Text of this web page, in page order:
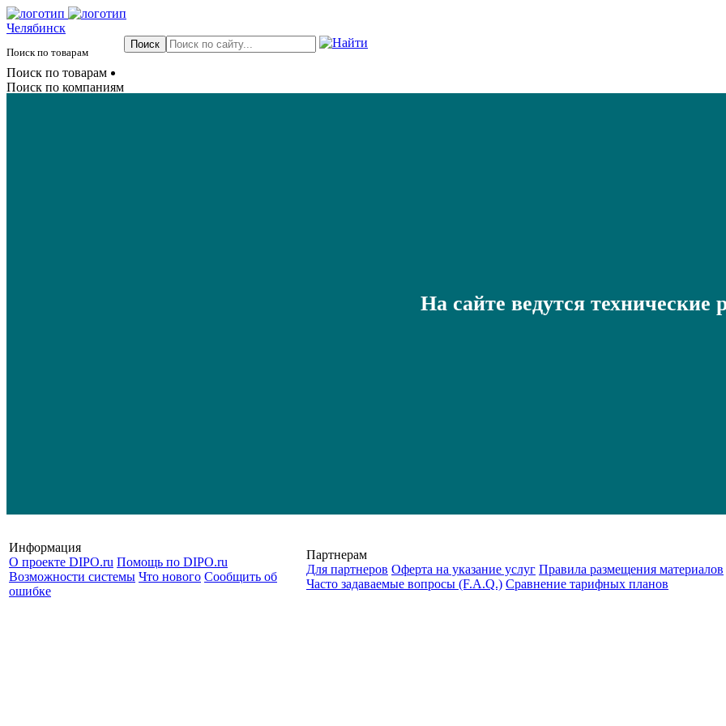
Челябинск
Поиск по товарам
Поиск по товарам
Поиск по компаниям
На сайте ведутся технические
Информация
О проекте DIPO.ru Помощь по DIPO.ru
Возможности системы Что нового Сообщить об
ошибке
Партнерам
Для партнеров Оферта на указание услуг Правила размещения материалов
Часто задаваемые вопросы (F.A.Q.) Cравнение тарифных планов